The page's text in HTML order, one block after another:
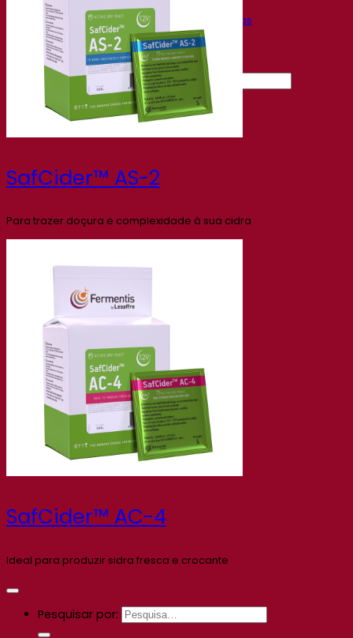
Centro de conhecimento
Percepções de especialistas
Documentations
Fermentis app
Find us
Pesquisar por:
Contact
SafCider™ AS-2
Para trazer doçura e complexidade à sua cidra
SafCider™ AC-4
Ideal para produzir sidra fresca e crocante
Pesquisar por: